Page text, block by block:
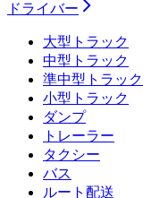
ドライバー
大型トラック
中型トラック
準中型トラック
小型トラック
ダンプ
トレーラー
タクシー
バス
ルート配送